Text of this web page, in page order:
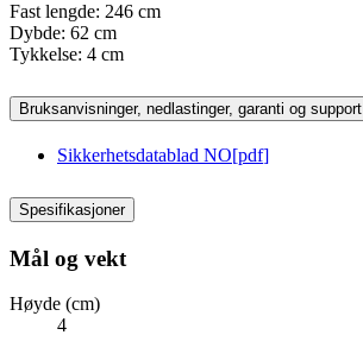
Fast lengde: 246 cm
Dybde: 62 cm
Tykkelse: 4 cm
Bruksanvisninger, nedlastinger, garanti og support
Sikkerhetsdatablad NO[pdf]
Spesifikasjoner
Mål og vekt
Høyde (cm)
4